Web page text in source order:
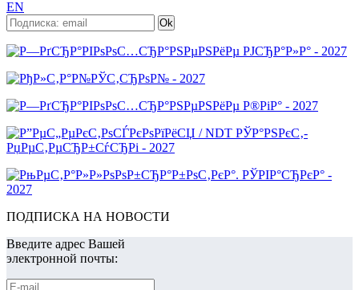
EN
ПОДПИСКА НА НОВОСТИ
Введите адрес Вашей
электронной почты: